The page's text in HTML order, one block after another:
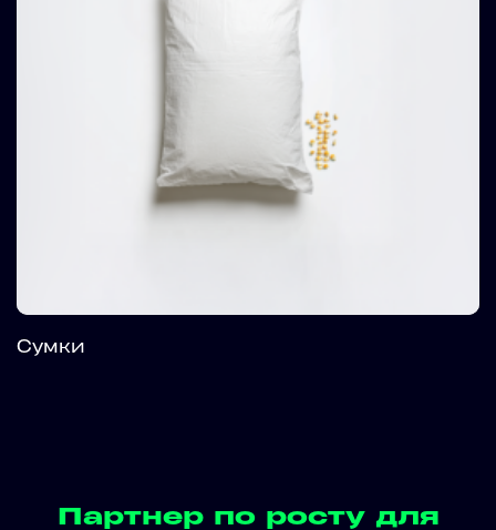
Сумки
Партнер по росту для